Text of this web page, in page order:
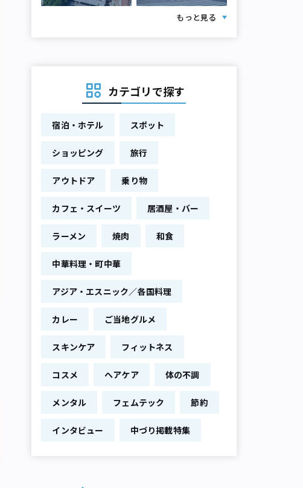
もっと見る
カテゴリで探す
宿泊・ホテル スポット
ショッピング 旅行
アウトドア 乗り物
カフェ・スイーツ 居酒屋・バー
ラーメン 焼肉 和食
中華料理・町中華
アジア・エスニック／各国料理
カレー ご当地グルメ
スキンケア フィットネス
コスメ ヘアケア 体の不調
メンタル フェムテック 節約
インタビュー 中づり掲載特集